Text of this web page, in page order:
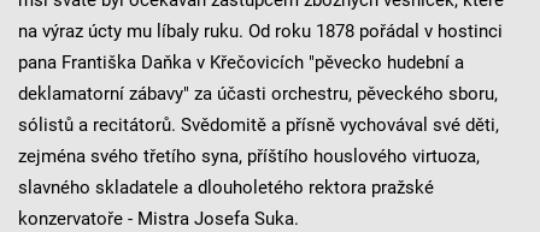
na výraz úcty mu líbaly ruku. Od roku 1878 pořádal v hostinci
pana Františka Daňka v Křečovicích "pěvecko hudební a
deklamatorní zábavy" za účasti orchestru, pěveckého sboru,
sólistů a recitátorů. Svědomitě a přísně vychovával své děti,
zejména svého třetího syna, příštího houslového virtuoza,
slavného skladatele a dlouholetého rektora pražské
konzervatoře - Mistra Josefa Suka.